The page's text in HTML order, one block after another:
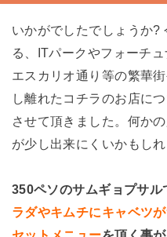
いかがでしたでしょうか?
る、ITパークやフォーチ
エスカリオ通り等の繁華
し離れたコチラのお店に
させて頂きました。何か
が少し出来にくいかもし
350ペソのサムギョプサル
ラダやキムチにキャベツ